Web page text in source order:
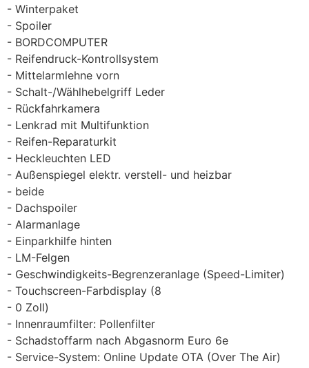
Winterpaket
Spoiler
BORDCOMPUTER
Reifendruck-Kontrollsystem
Mittelarmlehne vorn
Schalt-/Wählhebelgriff Leder
Rückfahrkamera
Lenkrad mit Multifunktion
Reifen-Reparaturkit
Heckleuchten LED
Außenspiegel elektr. verstell- und heizbar
beide
Dachspoiler
Alarmanlage
Einparkhilfe hinten
LM-Felgen
Geschwindigkeits-Begrenzeranlage (Speed-Limiter)
Touchscreen-Farbdisplay (8
0 Zoll)
Innenraumfilter: Pollenfilter
Schadstoffarm nach Abgasnorm Euro 6e
Service-System: Online Update OTA (Over The Air)